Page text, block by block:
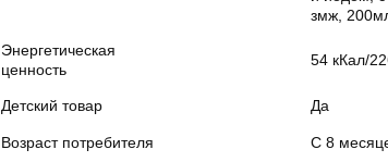
змж,
Энергетическая
ценность
54 кКал/
Детский товар Да
Возраст потребителя С 8